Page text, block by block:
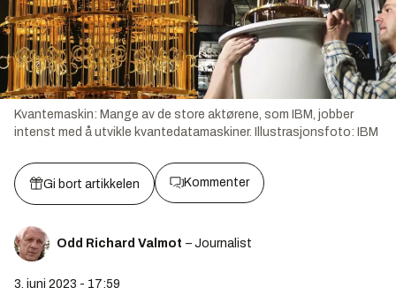
Kvantemaskin: Mange av de store aktørene, som IBM, jobber
intenst med å utvikle kvantedatamaskiner.
Illustrasjonsfoto: IBM
Gi bort artikkelen Kommenter
Odd Richard Valmot – Journalist
3. juni 2023 - 17:59